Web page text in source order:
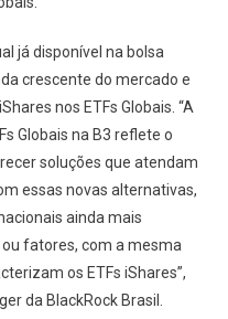
já disponível na bolsa
crescente do mercado e
nos ETFs Globais. “A
Globais na B3 reflete o
soluções que atendam
essas novas alternativas,
ainda mais
fatores, com a mesma
os ETFs iShares”,
da BlackRock Brasil.